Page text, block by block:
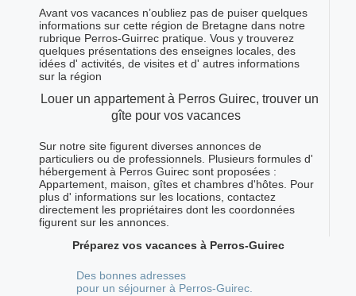
Avant vos vacances n’oubliez pas de puiser quelques
informations sur cette région de Bretagne dans notre
rubrique Perros-Guirrec pratique. Vous y trouverez
quelques présentations des enseignes locales, des
idées d' activités, de visites et d' autres informations
sur la région
Louer un appartement à Perros Guirec, trouver un
gîte pour vos vacances
Sur notre site figurent diverses annonces de
particuliers ou de professionnels. Plusieurs formules d'
hébergement à Perros Guirec sont proposées :
Appartement, maison, gîtes et chambres d'hôtes. Pour
plus d' informations sur les locations, contactez
directement les propriétaires dont les coordonnées
figurent sur les annonces.
Préparez vos vacances à Perros-Guirec
Des bonnes adresses
pour un séjourner à Perros-Guirec.